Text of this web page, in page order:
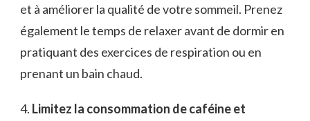
et⁤ à améliorer la qualité de​ votre ⁢sommeil. Prenez
également‍ le temps de relaxer avant de ‍dormir en
pratiquant des exercices de‌ respiration ou en​
prenant un⁤ bain chaud.
⁤4. Limitez la consommation‌ de caféine et